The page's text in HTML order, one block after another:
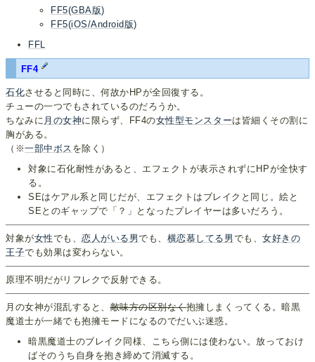
FF5(GBA版)
FF5(iOS/Android版)
FFL
FF4
石化させると同時に、何故かHPが全回復する。
チューの一つでもされているのだろうか。
ちなみに 月の女神に限らず、FF4の女性型モンスターは皆細くその割に
胸がある。
（※一部中ボス を除く）
対象に石化耐性があると、エフェクトが表示されずにHPが全快す
る。
SEはケアル系と同じだが、エフェクトはブレイクと同じ。絵と
SEとのギャップで「？」となったプレイヤーは多いだろう。
対象が女性でも、恋人がいる男でも、 横恋慕してる男 でも、女好きの
王子でも効果は変わらない。
原理不明だがリフレクで反射できる。
月の女神が混乱すると、敵味方の区別なく抱擁しまくってくる。暗黒
魔道士が一緒でも抱擁モードになるのでだいぶ迷惑。
暗黒魔道士のブレイク同様、こちら側には使わない。放っておけ
ばそのうち自身を抱き締めて消滅する。